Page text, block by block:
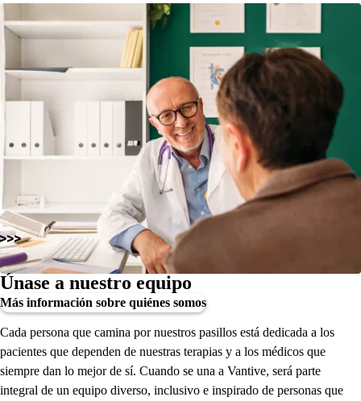
Más información sobre quiénes somos
Únase a nuestro equipo
Cada persona que camina por nuestros pasillos está dedicada a los
pacientes que dependen de nuestras terapias y a los médicos que
siempre dan lo mejor de sí. Cuando se una a Vantive, será parte
integral de un equipo diverso, inclusivo e inspirado de personas que